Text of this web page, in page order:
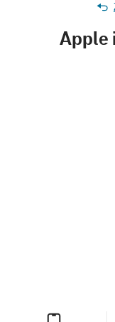
Apple